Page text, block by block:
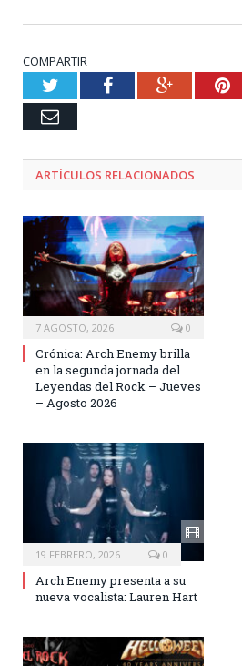
COMPARTIR
TwitterFacebookGoogle+
Email
ARTÍCULOS RELACIONADOS
7 AGOSTO, 2026 0
Crónica: Arch Enemy brilla
en la segunda jornada del
Leyendas del Rock – Jueves
– Agosto 2026
19 FEBRERO, 2026 0
Arch Enemy presenta a su
nueva vocalista: Lauren Hart